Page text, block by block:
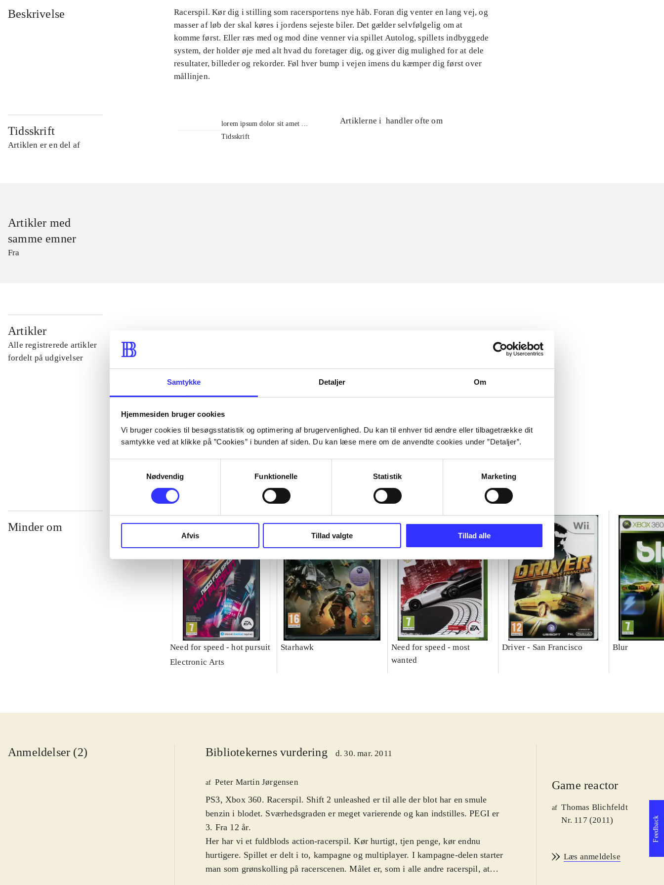
Samtykke Detaljer Om
Hjemmesiden bruger cookies
Vi bruger cookies til besøgsstatistik og optimering af brugervenlighed. Du kan til enhver tid ændre eller tilbagetrække dit
samtykke ved at klikke på ”Cookies” i bunden af siden. Du kan læse mere om de anvendte cookies under ”Detaljer”.
Nødvendig
Funktionelle Statistik Marketing
Afvis Tillad valgte Tillad alle
Beskrivelse
Racerspil. Kør dig i stilling som racersportens nye håb. Foran dig venter en lang vej, og
masser af løb der skal køres i jordens sejeste biler. Det gælder selvfølgelig om at
komme først. Eller ræs med og mod dine venner via spillet Autolog, spillets indbyggede
system, der holder øje med alt hvad du foretager dig, og giver dig mulighed for at dele
resultater, billeder og rekorder. Føl hver bump i vejen imens du kæmper dig først over
mållinjen.
Tidsskrift
Artiklen er en del af
lorem ipsum dolor sit amet ...
Tidsskrift
Artiklerne i handler ofte om
Artikler med
samme emner
Fra
Artikler
Alle registrerede artikler
fordelt på udgivelser
Minder om
Need for speed - hot pursuit
Electronic Arts
Starhawk
Need for speed - most
wanted
Driver - San Francisco Blur
Anmeldelser (2) Bibliotekernes vurdering d. 30. mar. 2011
af Peter Martin Jørgensen
PS3, Xbox 360. Racerspil. Shift 2 unleashed er til alle der blot har en smule
benzin i blodet. Sværhedsgraden er meget varierende og kan indstilles. PEGI er
3. Fra 12 år.
Her har vi et fuldblods action-racerspil. Kør hurtigt, tjen penge, kør endnu
hurtigere. Spillet er delt i to, kampagne og multiplayer. I kampagne-delen starter
man som grønskolling på racerscenen. Målet er, som i alle andre racerspil, at
Game reactor
af Thomas Blichfeldt
Nr. 117 (2011)
Læs anmeldelse
Feedback